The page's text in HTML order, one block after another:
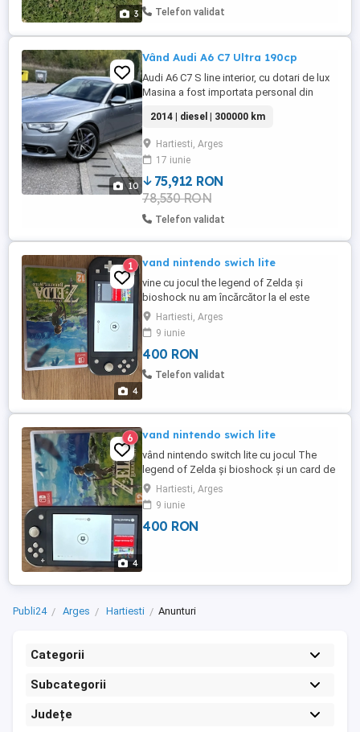
3 Telefon validat
10
Vând Audi A6 C7 Ultra 190cp
Audi A6 C7 S line interior, cu dotari de lux
Masina a fost importata personal din
6+, 190 CP, ADBlue, rezervor 70 Litri. -Cutie
de viteze automata S tronic cu 4 moduri
de condus selectabile si unul individual ce
poate fi configurat dupa preferinte. -
Incalzire ...
2014 | diesel | 300000 km
Hartiesti, Arges
17 iunie
75,912 RON
78,530 RON
Telefon validat
4
1 vand nintendo swich lite
vine cu jocul the legend of Zelda și
bioshock nu am încărcător la el este
defectHartiesti, Arges
9 iunie
400 RON
Telefon validat
4
6 vand nintendo swich lite
vând nintendo switch lite cu jocul The
legend of Zelda și bioshock și un card de
memorie . nu am încărcător la el
Hartiesti, Arges
9 iunie
400 RON
Publi24 Arges Hartiesti Anunturi
Categorii
Subcategorii
Județe